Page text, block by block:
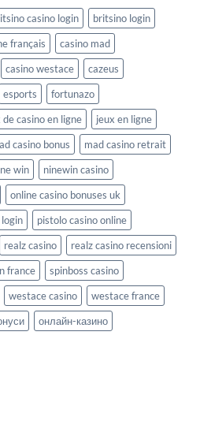
casino login
britsino login
français
casino mad
casino westace
cazeus
esports
fortunazo
de casino en ligne
jeux en ligne
casino bonus
mad casino retrait
win
ninewin casino
online casino bonuses uk
pistolo casino online
realz casino
realz casino recensioni
france
spinboss casino
westace casino
westace france
онлайн-казино